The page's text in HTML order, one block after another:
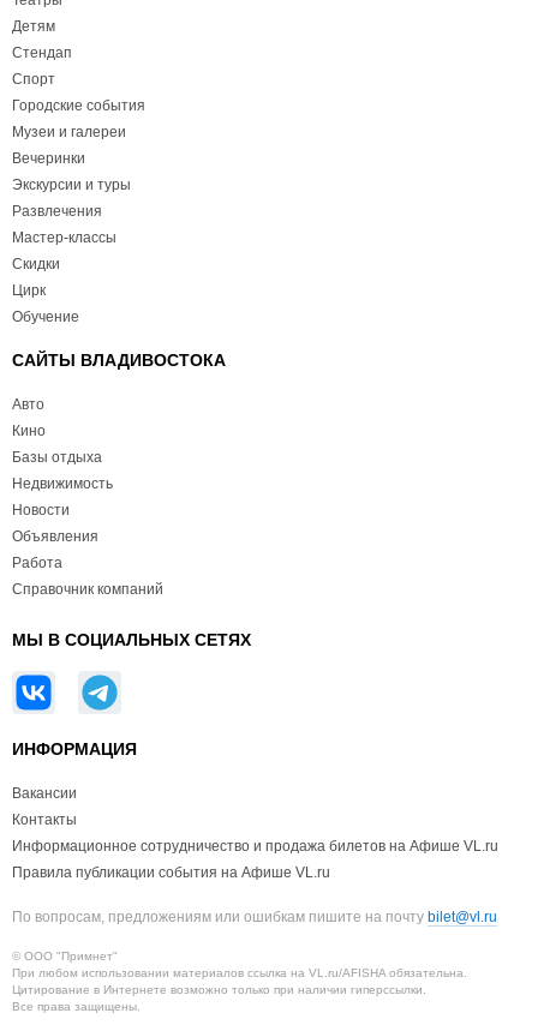
Детям
Стендап
Спорт
Городские события
Музеи и галереи
Вечеринки
Экскурсии и туры
Развлечения
Мастер-классы
Скидки
Цирк
Обучение
САЙТЫ ВЛАДИВОСТОКА
Авто
Кино
Базы отдыха
Недвижимость
Новости
Объявления
Работа
Справочник компаний
МЫ В СОЦИАЛЬНЫХ СЕТЯХ
ИНФОРМАЦИЯ
Вакансии
Контакты
Информационное сотрудничество и продажа билетов на Афише VL.ru
Правила публикации события на Афише VL.ru
По вопросам, предложениям или ошибкам пишите на почту bilet@vl.ru
© ООО "Примнет"
При любом использовании материалов ссылка на VL.ru/AFISHA обязательна.
Цитирование в Интернете возможно только при наличии гиперссылки.
Все права защищены.